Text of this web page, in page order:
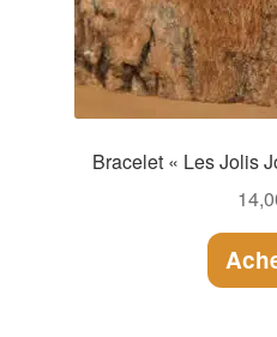
Bracelet « Les Jolis